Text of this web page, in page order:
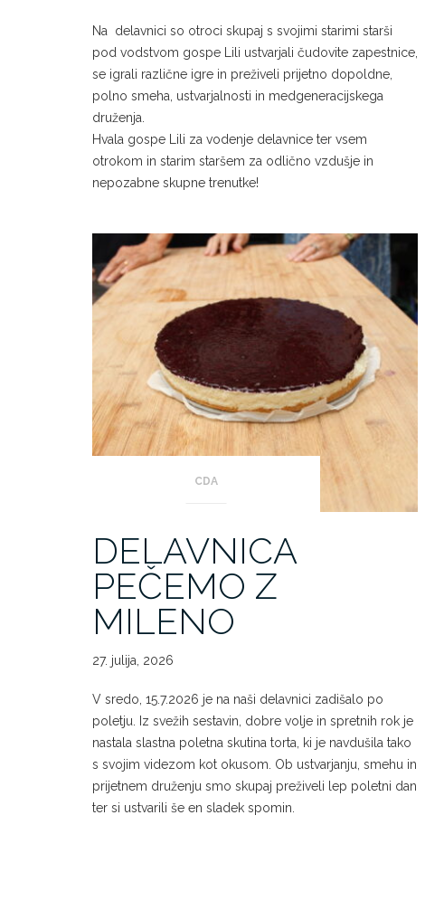
Na delavnici so otroci skupaj s svojimi starimi starši
pod vodstvom gospe Lili ustvarjali čudovite zapestnice,
se igrali različne igre in preživeli prijetno dopoldne,
polno smeha, ustvarjalnosti in medgeneracijskega
druženja.
Hvala gospe Lili za vodenje delavnice ter vsem
otrokom in starim staršem za odlično vzdušje in
nepozabne skupne trenutke!
CDA
DELAVNICA
PEČEMO Z
MILENO
27. julija, 2026
V sredo, 15.7.2026 je na naši delavnici zadišalo po
poletju. Iz svežih sestavin, dobre volje in spretnih rok je
nastala slastna poletna skutina torta, ki je navdušila tako
s svojim videzom kot okusom. Ob ustvarjanju, smehu in
prijetnem druženju smo skupaj preživeli lep poletni dan
ter si ustvarili še en sladek spomin.